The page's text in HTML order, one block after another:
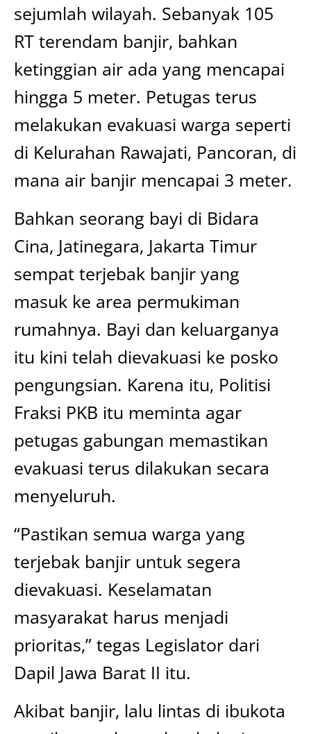
sejumlah wilayah. Sebanyak 105
RT terendam banjir, bahkan
ketinggian air ada yang mencapai
hingga 5 meter. Petugas terus
melakukan evakuasi warga seperti
di Kelurahan Rawajati, Pancoran, di
mana air banjir mencapai 3 meter.
Bahkan seorang bayi di Bidara
Cina, Jatinegara, Jakarta Timur
sempat terjebak banjir yang
masuk ke area permukiman
rumahnya. Bayi dan keluarganya
itu kini telah dievakuasi ke posko
pengungsian. Karena itu, Politisi
Fraksi PKB itu meminta agar
petugas gabungan memastikan
evakuasi terus dilakukan secara
menyeluruh.
“Pastikan semua warga yang
terjebak banjir untuk segera
dievakuasi. Keselamatan
masyarakat harus menjadi
prioritas,” tegas Legislator dari
Dapil Jawa Barat II itu.
Akibat banjir, lalu lintas di ibukota